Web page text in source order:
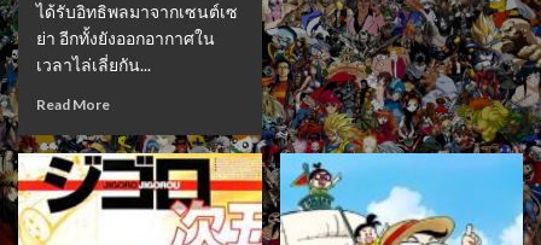
ได้รับอิทธิพลมาจากเซนต์เซ
ย่า อีกทั้งยังออกอากาศใน
เวลาไล่เลี่ยกัน...
Read More